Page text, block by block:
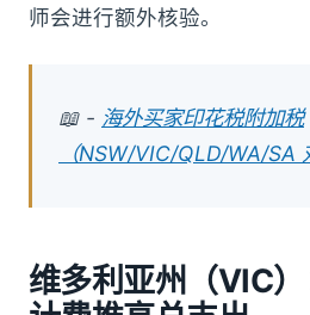
师会进行额外核验。
📖 - 海外买家印花税附加税
（NSW/VIC/QLD/WA/SA
维多利亚州（VIC